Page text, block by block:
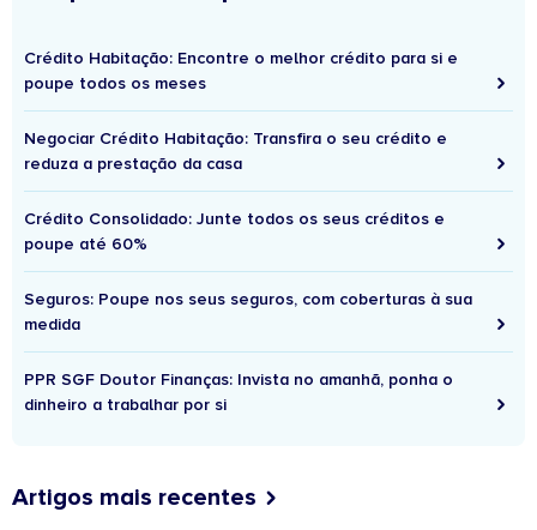
Crédito Habitação: Encontre o melhor crédito para si e
poupe todos os meses
Negociar Crédito Habitação: Transfira o seu crédito e
reduza a prestação da casa
Crédito Consolidado: Junte todos os seus créditos e
poupe até 60%
Seguros: Poupe nos seus seguros, com coberturas à sua
medida
PPR SGF Doutor Finanças: Invista no amanhã, ponha o
dinheiro a trabalhar por si
Artigos mais recentes